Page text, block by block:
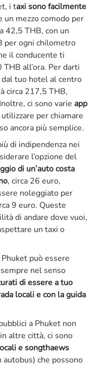
i taxi sono facilmente
un mezzo comodo per
42,5 THB, con un
per ogni chilometro
il conducente ti
all’ora. Per darti
dal tuo hotel al centro
circa 217,5 THB,
ci sono varie app
per chiamare
ancora più semplice.
di indipendenza nei
l’opzione del
di un’auto costa
, circa 26 euro,
noleggiato per
9 euro. Queste
di andare dove vuoi,
un taxi o
può essere
sempre nel senso
di essere a tuo
locali e con la guida
a Phuket non
altre città, ci sono
e songthaews
che possono